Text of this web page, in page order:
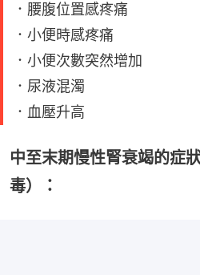
．腰腹位置感疼痛
．小便時感疼痛
．小便次數突然增加
．尿液混濁
．血壓升高
中至末期慢性腎衰竭的症
毒）：